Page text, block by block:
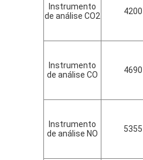
Instrumento
de análise CO2
4200
Instrumento
de análise CO
4690
Instrumento
de análise NO
5355